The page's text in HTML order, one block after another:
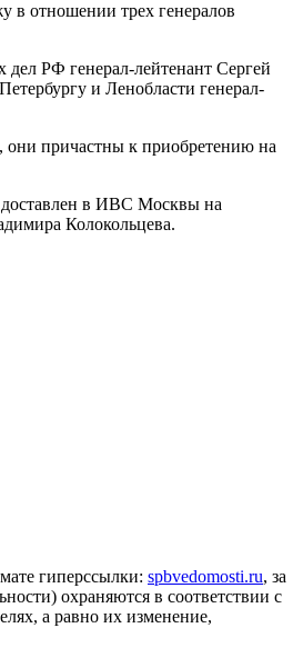
в отношении трех генералов
РФ генерал-лейтенант Сергей
и Ленобласти генерал-
они причастны к приобретению на
доставлен в ИВС Москвы на
Колокольцева.
гиперссылки: spbvedomosti.ru, за
охраняются в соответствии с
а равно их изменение,